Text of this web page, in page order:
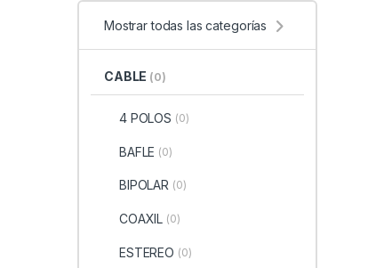
Mostrar todas las categorías
CABLE (0)
4 POLOS (0)
BAFLE (0)
BIPOLAR (0)
COAXIL (0)
ESTEREO (0)